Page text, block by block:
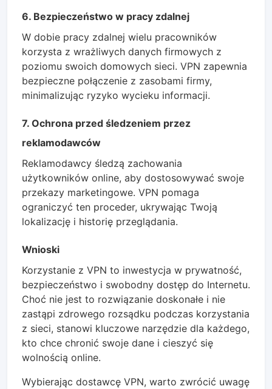
6. Bezpieczeństwo w pracy zdalnej
W dobie pracy zdalnej wielu pracowników
korzysta z wrażliwych danych firmowych z
poziomu swoich domowych sieci. VPN zapewnia
bezpieczne połączenie z zasobami firmy,
minimalizując ryzyko wycieku informacji.
7. Ochrona przed śledzeniem przez
reklamodawców
Reklamodawcy śledzą zachowania
użytkowników online, aby dostosowywać swoje
przekazy marketingowe. VPN pomaga
ograniczyć ten proceder, ukrywając Twoją
lokalizację i historię przeglądania.
Wnioski
Korzystanie z VPN to inwestycja w prywatność,
bezpieczeństwo i swobodny dostęp do Internetu.
Choć nie jest to rozwiązanie doskonałe i nie
zastąpi zdrowego rozsądku podczas korzystania
z sieci, stanowi kluczowe narzędzie dla każdego,
kto chce chronić swoje dane i cieszyć się
wolnością online.
Wybierając dostawcę VPN, warto zwrócić uwagę